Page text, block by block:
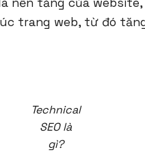
trang web, từ đó
Technical
SEO là
gì?